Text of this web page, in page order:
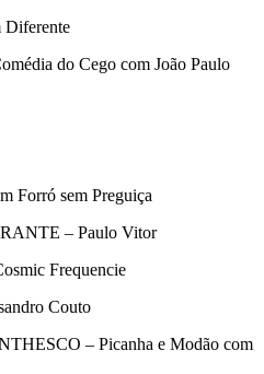
do Cego com João Paulo
Forró sem Preguiça
– Paulo Vitor
Frequencie
Couto
– Picanha e Modão com